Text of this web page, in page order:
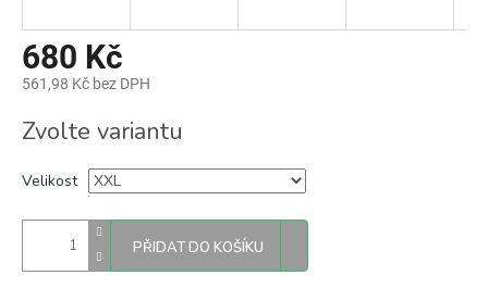
680 Kč
561,98 Kč bez DPH
cena:
Zvolte variantu
Velikost
PŘIDAT DO KOŠÍKU